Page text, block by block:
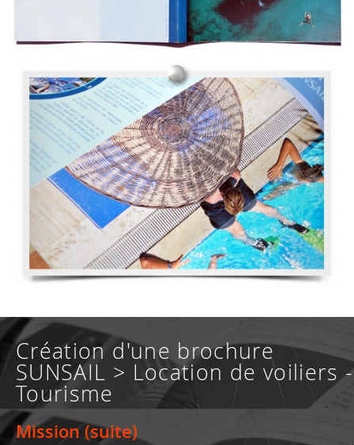
Création d'une brochure
SUNSAIL > Location de voiliers -
Tourisme
Mission (suite)